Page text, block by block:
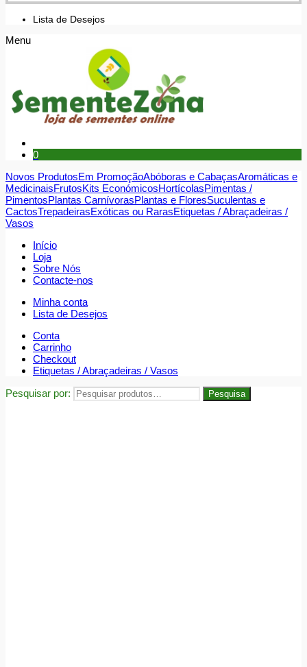
Lista de Desejos
Menu
0
Novos ProdutosEm PromoçãoAbóboras e CabaçasAromáticas e
MedicinaisFrutosKits EconómicosHortícolasPimentas /
PimentosPlantas CarnívorasPlantas e FloresSuculentas e
CactosTrepadeirasExóticas ou RarasEtiquetas / Abraçadeiras /
Vasos
Início
Loja
Sobre Nós
Contacte-nos
Minha conta
Lista de Desejos
Conta
Carrinho
Checkout
Etiquetas / Abraçadeiras / Vasos
Pesquisar por:
Pesquisa